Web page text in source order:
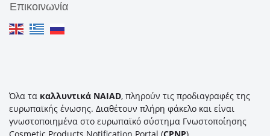
Επικοινωνία
Όλα τα καλλυντικά NAIAD, πληρούν τις προδιαγραφές της
ευρωπαϊκής ένωσης. Διαθέτουν πλήρη φάκελο και είναι
γνωστοποιημένα στο ευρωπαϊκό σύστημα Γνωστοποίησης